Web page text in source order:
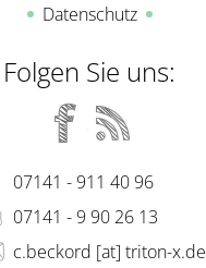
Datenschutz
Folgen Sie uns:
07141 - 911 40 96
07141 - 9 90 26 13
c.beckord [at] triton-x.de